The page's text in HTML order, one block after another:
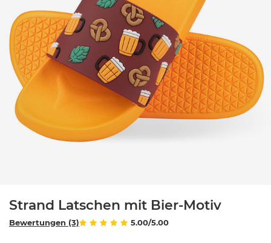
Strand Latschen mit Bier-Motiv
5.00/5.00
Bewertungen (3)